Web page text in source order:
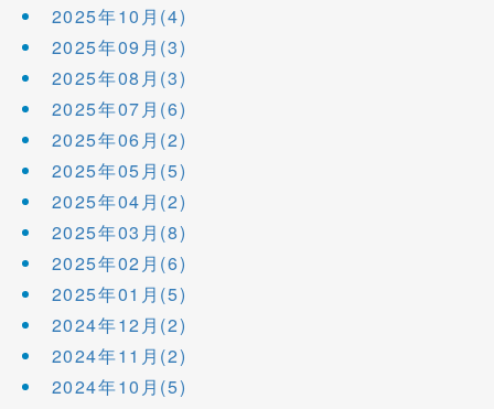
2025年10月(4)
2025年09月(3)
2025年08月(3)
2025年07月(6)
2025年06月(2)
2025年05月(5)
2025年04月(2)
2025年03月(8)
2025年02月(6)
2025年01月(5)
2024年12月(2)
2024年11月(2)
2024年10月(5)